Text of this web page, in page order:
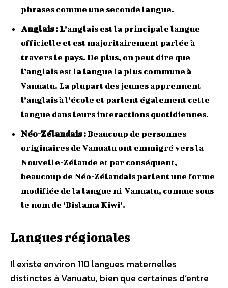
phrases comme une seconde langue.
Anglais : L’anglais est la principale langue
officielle et est majoritairement parlée à
travers le pays. De plus, on peut dire que
l’anglais est la langue la plus commune à
Vanuatu. La plupart des jeunes apprennent
l’anglais à l’école et parlent également cette
langue dans leurs interactions quotidiennes.
Néo-Zélandais :Beaucoup de personnes
originaires de Vanuatu ont emmigré vers la
Nouvelle-Zélande et par conséquent,
beaucoup de Néo-Zélandais parlent une forme
modifiée de la langue ni-Vanuatu, connue sous
le nom de ‘Bislama Kiwi’.
Langues régionales
Il existe environ 110 langues maternelles
distinctes à Vanuatu, bien que certaines d’entre